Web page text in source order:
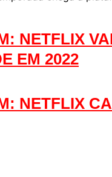
NETFLIX
EM 2022
NETFLIX